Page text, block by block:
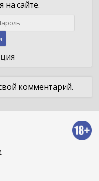
на сайте.
комментарий.